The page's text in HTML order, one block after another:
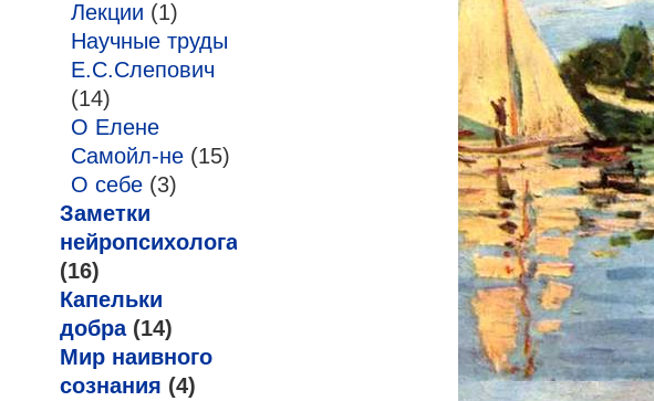
Лекции (1)
Научные труды
Е.С.Слепович
(14)
О Елене
Самойл-не (15)
О себе (3)
Заметки
нейропсихолога
(16)
Капельки
добра(14)
Мир наивного
сознания (4)